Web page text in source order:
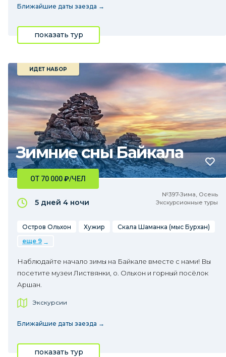
Ближайшие даты заезда →
показать тур
Зимние сны Байкала
ИДЕТ НАБОР
№397•Зима, Осень
Экскурсионные туры
ОТ 70 000₽/ЧЕЛ
5 дней 4 ночи
Остров Ольхон Хужир
Скала Шаманка (мыс Бурхан)
еще 9
Наблюдайте начало зимы на Байкале вместе с нами! Вы
посетите музеи Листвянки, о. Ольхон и горный посёлок
Аршан.
Экскурсии
Ближайшие даты заезда →
показать тур